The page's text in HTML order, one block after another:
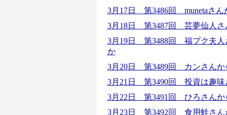
3月17日 第3486回 munetaさん
3月18日 第3487回 芸夢仙人さ
3月19日 第3488回 福プク夫人
か
3月20日 第3489回 カンさんか
3月21日 第3490回 投資は趣味
3月22日 第3491回 ひろさんか
3月23日 第3492回 食用蛙さん